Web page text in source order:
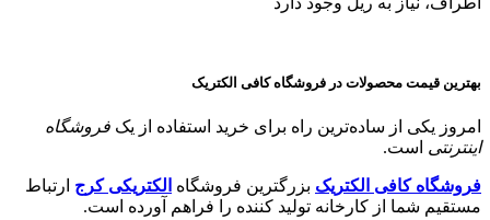
بهترین قیمت محصولات در فروشگاه کافی الکتریک
امروز یکی از ساده‌ترین راه برای خرید استفاده از یک فروشگاه
اینترنتی است.
فروشگاه کافی الکتریک بزرگترین فروشگاه الکتریکی کرج ارتباط
مستقیم شما از کارخانه تولید کننده را فراهم آورده است.